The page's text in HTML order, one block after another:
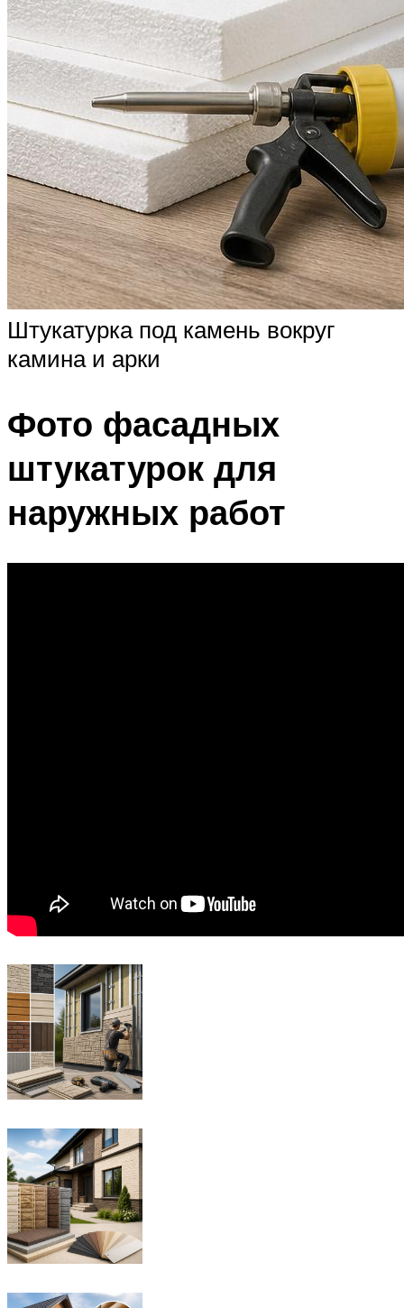
Штукатурка под камень вокруг
камина и арки
Фото фасадных
штукатурок для
наружных работ